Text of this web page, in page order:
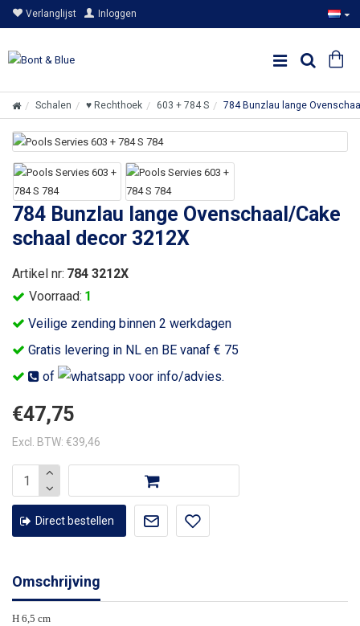
Verlanglijst Inloggen
Schalen ♥ Rechthoek 603 + 784 S 784 Bunzlau lange
784 Bunzlau lange Ovenschaal/Cake
schaal decor 3212X
Veilige zending binnen 2 werkdagen
Gratis levering in NL en BE vanaf € 75
of
voor info/advies.
Voorraad: 1
Artikel nr: 784 3212X
€47,75
Excl. BTW: €39,46
Direct bestellen
Omschrijving
H 6,5 cm